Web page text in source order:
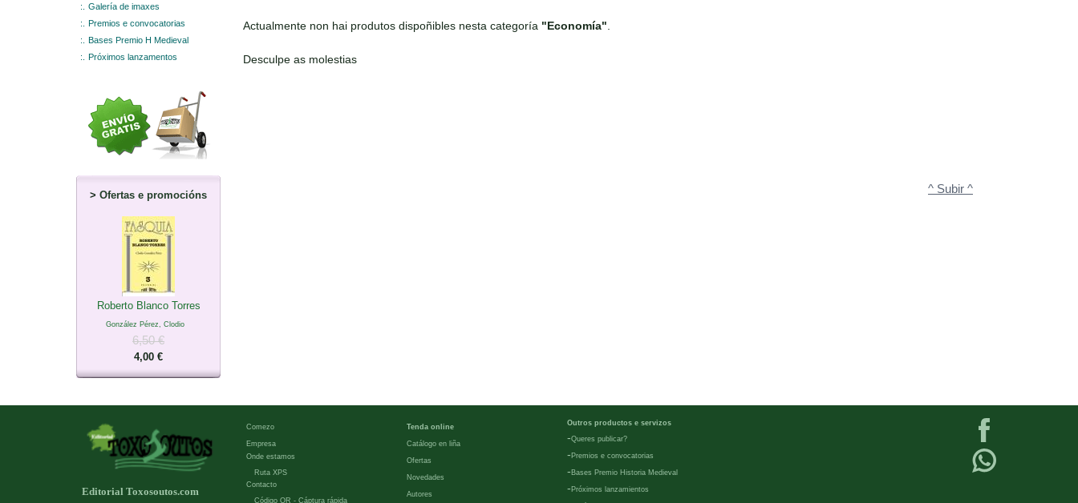
:.
Galería de imaxes
:.
Premios e convocatorias
:.
Bases Premio H Medieval
:.
Próximos lanzamentos
> Ofertas e promocións
Roberto Blanco Torres
González Pérez, Clodio
6,50 €
4,00 €
Actualmente non hai produtos dispoñibles nesta categoría "Economía"
Desculpe as molestias
^ Subir ^
Editorial Toxosoutos.com
Comezo
Empresa
Onde estamos
Ruta XPS
Contacto
Código QR - Cáptura rápida
Tenda online
Catálogo en liña
Ofertas
Novedades
Autores
Outros productos e servizos
-Queres publicar?
- Premios e convocatorias
- Bases Premio Historia Medieval
- Próximos lanzamientos